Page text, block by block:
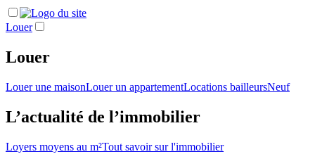
Louer
Louer
Louer une maisonLouer un appartementLocations bailleursNeuf
L’actualité de l’immobilier
Loyers moyens au m²Tout savoir sur l'immobilier